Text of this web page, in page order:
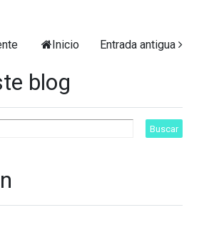
Entrada antigua
Inicio
blog